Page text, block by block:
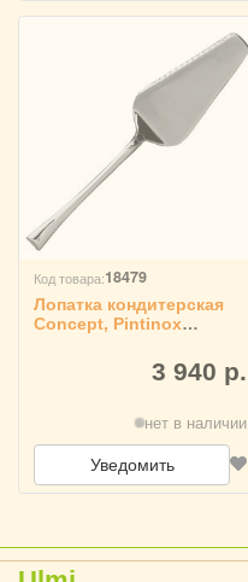
Код товара:18479
Лопатка кондитерская
Concept, Pintinox
3 940 р.
нет в наличии
Уведомить